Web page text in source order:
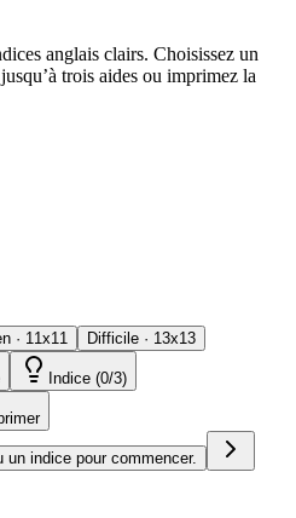
anglais clairs. Choisissez un
trois aides ou imprimez la
· 11x11 Difficile · 13x13
Indice (0/3)
indice pour commencer.